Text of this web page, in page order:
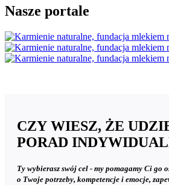
Nasze portale
CZY WIESZ, ŻE
PORAD
Ty wybierasz swój cel - my pomagamy Ci go
o Twoje potrzeby, kompetencje i emocje,